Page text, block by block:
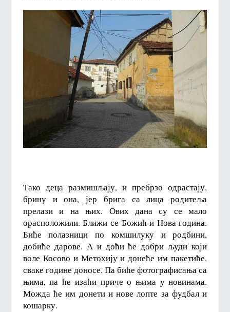
Тако деца размишљају, и пребрзо одрастају,
брину и она, јер брига са лица родитеља
прелази и на њих. Ових дана су се мало
орасположили. Ближи се Божић и Нова година.
Биће полазници по комшилуку и родбини,
добиће дарове. А и доћи ће добри људи који
воле Косово и Метохију и донеће им пакетиће,
сваке године доносе. Па биће фотографисања са
њима, па ће изаћи приче о њима у новинама.
Можда ће им донети и нове лопте за фудбал и
кошарку.